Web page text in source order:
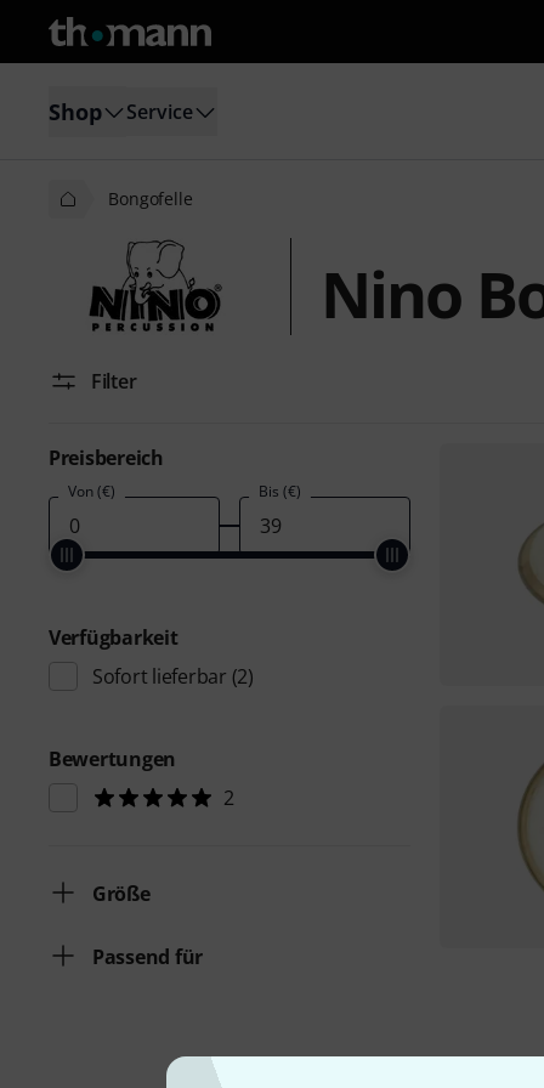
Shop Service
Bongofelle
Nino
Filter
Preisbereich
Von (€) Bis (€)
Verfügbarkeit
Sofort lieferbar (2)
Bewertungen
2
Größe
Passend für